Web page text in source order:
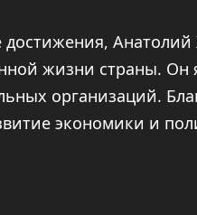
жизни страны. Он
организаций.
экономики и